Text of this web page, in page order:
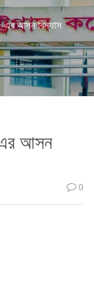
এর আসন বিন্যাস
এর আসন
0